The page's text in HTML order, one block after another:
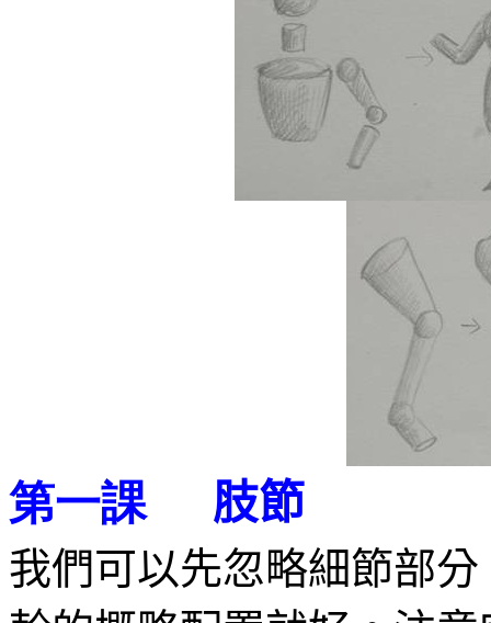
第一課 肢節
我們可以先忽略細節部